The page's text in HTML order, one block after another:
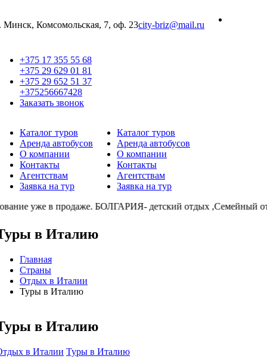
Минск, Комсомольская, 7, оф. 23city-briz@mail.ru
+375 17 355 55 68
+375 29 629 01 81
+375 29 652 51 37
+375256667428
Заказать звонок
Каталог туров
Аренда автобусов
О компании
Контакты
Агентствам
Заявка на тур
Каталог туров
Аренда автобусов
О компании
Контакты
Агентствам
Заявка на тур
уже в продаже. БОЛГАРИЯ- детский отдых
в Италию
Главная
Страны
Отдых в Италии
Туры в Италию
в Италию
в Италии Туры в Италию